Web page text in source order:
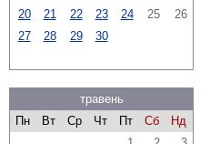
20
21 22 23 24 25
26
27
28 29 30
травень
Пн
Вт Ср Чт Пт Сб
Нд